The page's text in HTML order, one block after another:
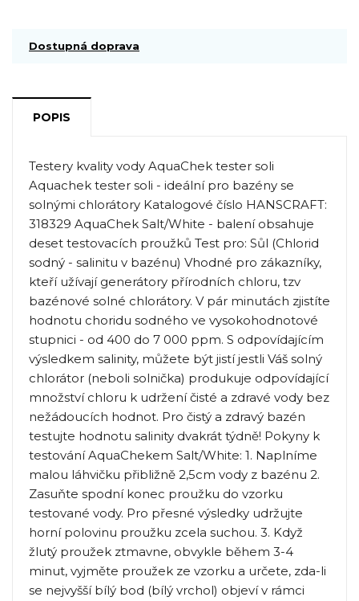
Dostupná doprava
POPIS
Testery kvality vody AquaChek tester soli
Aquachek tester soli - ideální pro bazény se
solnými chlorátory Katalogové číslo HANSCRAFT:
318329 AquaChek Salt/White - balení obsahuje
deset testovacích proužků Test pro: Sůl (Chlorid
sodný - salinitu v bazénu) Vhodné pro zákazníky,
kteří užívají generátory přírodních chloru, tzv
bazénové solné chlorátory. V pár minutách zjistíte
hodnotu choridu sodného ve vysokohodnotové
stupnici - od 400 do 7 000 ppm. S odpovídajícím
výsledkem salinity, můžete být jistí jestli Váš solný
chlorátor (neboli solnička) produkuje odpovídající
množství chloru k udržení čisté a zdravé vody bez
nežádoucích hodnot. Pro čistý a zdravý bazén
testujte hodnotu salinity dvakrát týdně! Pokyny k
testování AquaChekem Salt/White: 1. Naplníme
malou láhvičku přibližně 2,5cm vody z bazénu 2.
Zasuňte spodní konec proužku do vzorku
testované vody. Pro přesné výsledky udržujte
horní polovinu proužku zcela suchou. 3. Když
žlutý proužek ztmavne, obvykle během 3-4
minut, vyjměte proužek ze vzorku a určete, zda-li
se nejvyšší bílý bod (bílý vrchol) objeví v rámci